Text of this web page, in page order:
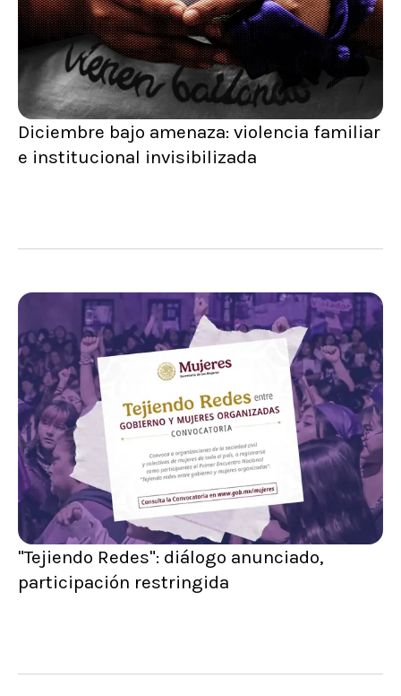
Diciembre bajo amenaza: violencia familiar
e institucional invisibilizada
"Tejiendo Redes": diálogo anunciado,
participación restringida